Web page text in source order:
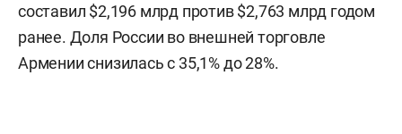
составил $2,196 млрд против $2,763 млрд годом
ранее. Доля России во внешней торговле
Армении снизилась с 35,1% до 28%.